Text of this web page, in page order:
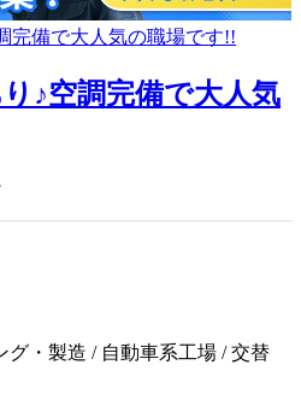
♪空調完備で大人気
グ・製造 / 自動車系工場 / 交替